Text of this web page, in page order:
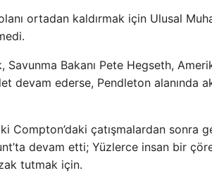
ortadan kaldırmak için Ulusal
Savunma Bakanı Pete Hegseth,
devam ederse, Pendleton alanında
Compton’daki çatışmalardan sonra
devam etti; Yüzlerce insan bir
tutmak için.